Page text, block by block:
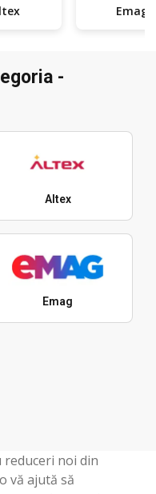
Emag
-
Altex
Emag
reduceri noi din
vă ajută să